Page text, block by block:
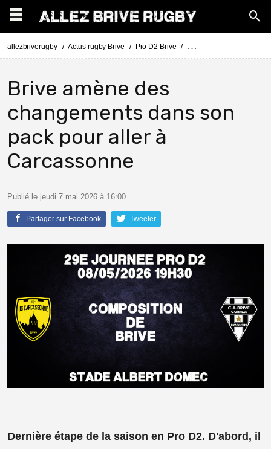
allezbriverugby Actus rugby Brive Pro D2 Brive Pro D2 Carcassonne -
Brive amène des
changements dans son
pack pour aller à
Carcassonne
Publié le jeudi 7 mai 2026 à 16:00
Partager sur Facebook Tweeter
Dernière étape de la saison en Pro D2. D'abord, il